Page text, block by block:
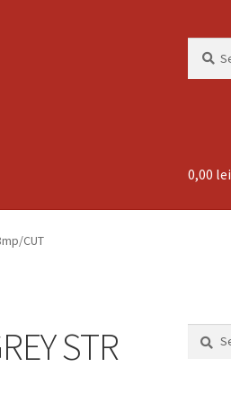
for:
0,00 lei
CUT
STR
Search
Search